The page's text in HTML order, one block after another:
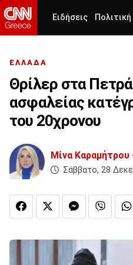
Ειδήσεις Πολιτική
ΕΛΛΑΔΑ
Θρίλερ στα
ασφαλείας
του 20χρονου
Μίνα Καραμήτρου
Σάββατο, 28